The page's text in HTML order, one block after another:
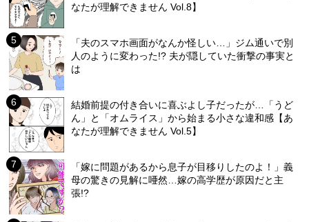
なたが理解できません Vol.8】
「夫のスマホ画面がなんか怪しい…」ジム通いで別
人のように変わった!? 夫が隠していた衝撃の事実と
は
結婚前提の付き合いに喜ぶよし子だったが…「うど
ん」と「オムライス」から始まる小さな違和感【あ
なたが理解できません Vol.5】
「嫁に問題があるから息子が目移りしたのよ！」義
母の驚きの見解に唖然…嫁の高学歴が原因だと主
張!?